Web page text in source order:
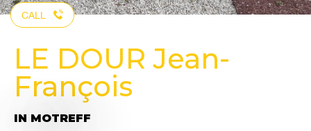
CALL
LE DOUR Jean-
François
IN MOTREFF